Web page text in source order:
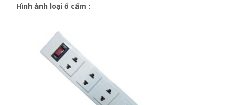
Hình ảnh loại ổ cấm :